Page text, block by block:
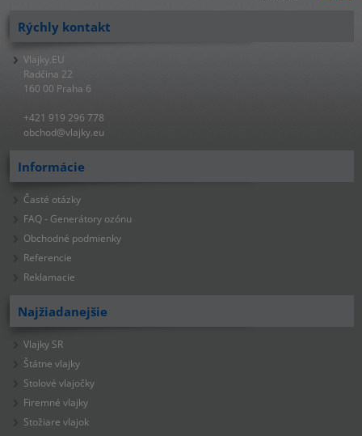
Rýchly kontakt
Vlajky.EU
Radčina 22
160 00 Praha 6
+421 919 296 778
obchod@vlajky.eu
Informácie
Časté otázky
FAQ - Generátory ozónu
Obchodné podmienky
Referencie
Reklamacie
Najžiadanejšie
Vlajky SR
Štátne vlajky
Stolové vlajočky
Firemné vlajky
Stožiare vlajok